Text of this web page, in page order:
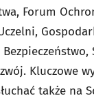
Forum
Kluczowe
także na